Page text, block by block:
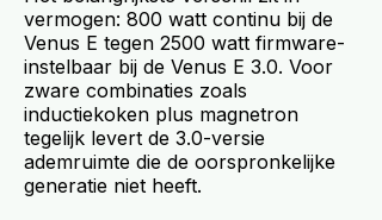
vermogen: 800 watt continu bij de
Venus E tegen 2500 watt firmware-
instelbaar bij de Venus E 3.0. Voor
zware combinaties zoals
inductiekoken plus magnetron
tegelijk levert de 3.0-versie
ademruimte die de oorspronkelijke
generatie niet heeft.